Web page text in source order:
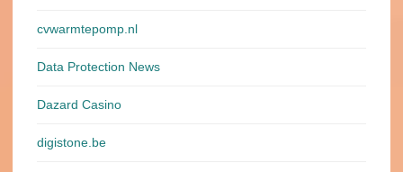
cvwarmtepomp.nl
Data Protection News
Dazard Casino
digistone.be